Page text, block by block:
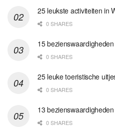
25 leukste activiteiten in
0 SHARES
15
0 SHARES
25 leuke toeristische
0 SHARES
13
0 SHARES